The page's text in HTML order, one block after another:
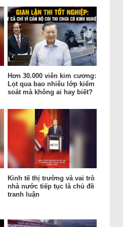
Hơn 30.000 viên kim cương:
Lọt qua bao nhiêu lớp kiểm
soát mà không ai hay biết?
Kinh tế thị trường và vai trò
nhà nước tiếp tục là chủ đề
tranh luận